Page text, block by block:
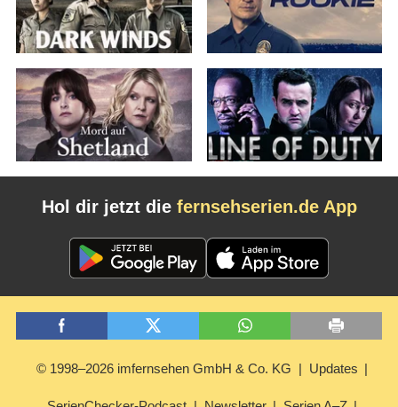
Hol dir jetzt die fernsehserien.de App
© 1998–2026 imfernsehen GmbH & Co. KG Updates